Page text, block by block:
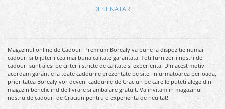
DESTINATARI
Magazinul online de Cadouri Premium Borealy va pune la dispozitie numai
cadouri si bijuterii cea mai buna calitate garantata. Toti furnizorii nostri de
cadouri sunt alesi pe criterii stricte de calitate si experienta. Din acest motiv
acordam garantie la toate cadourile prezentate pe site. In urmatoarea perioada,
prioritatea Borealy vor deveni cadourile de Craciun pe care le puteti alege din
magazin beneficiind de livrare si ambalare gratuit. Va invitam in magazinul
nostru de cadouri de Craciun pentru o experienta de neuitat!